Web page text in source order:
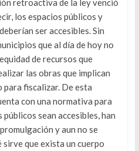
retroactiva de la ley venció
los espacios públicos y
ser accesibles. Sin
que al día de hoy no
de recursos que
las obras que implican
para fiscalizar. De esta
con una normativa para
sean accesibles, han
y aun no se
sirve que exista un cuerpo